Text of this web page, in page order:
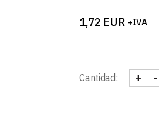
1,72 EUR +IVA
Cantidad: -
+